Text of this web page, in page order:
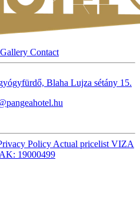
Gallery Contact
Blaha Lujza sétány 15.
Policy Actual pricelist VIZA
19000499